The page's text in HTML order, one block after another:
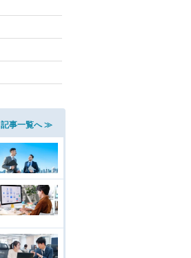
記事一覧へ ≫